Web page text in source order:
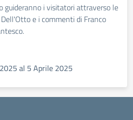
guideranno i visitatori attraverso le
e i commenti di Franco
al 5 Aprile 2025